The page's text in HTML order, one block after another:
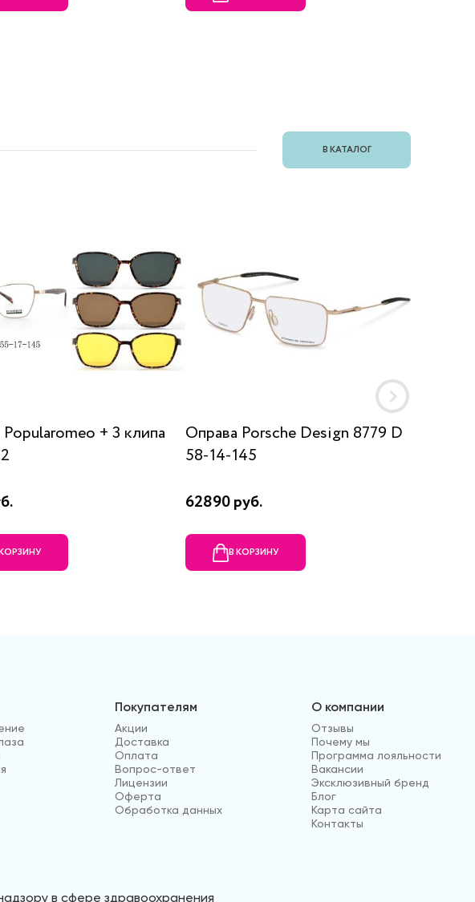
В КАТАЛОГ
+ 3 клипа
Оправа Porsche Design 8779 D
58-14-145
62890 руб.
В КОРЗИНУ
Покупателям
Акции
Доставка
Оплата
Вопрос-ответ
Лицензии
Оферта
Обработка данных
О компании
Отзывы
Почему мы
Программа лояльности
Вакансии
Эксклюзивный бренд
Блог
Карта сайта
Контакты
в сфере здравоохранения